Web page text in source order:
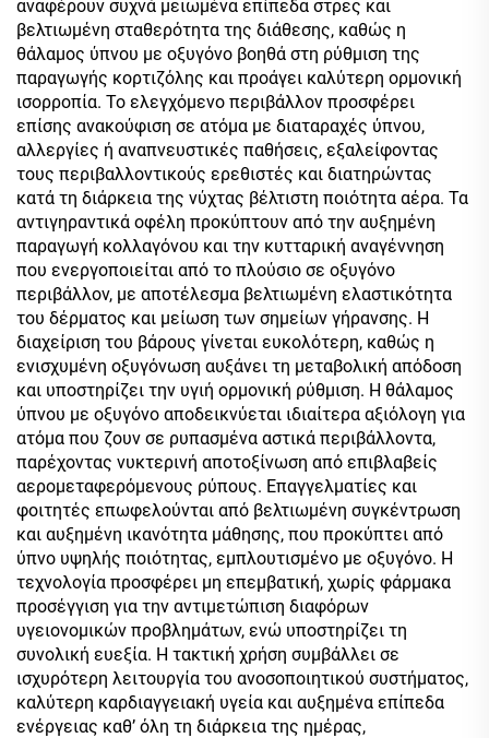
αναφέρουν συχνά μειωμένα επίπεδα στρες και
βελτιωμένη σταθερότητα της διάθεσης, καθώς η
θάλαμος ύπνου με οξυγόνο βοηθά στη ρύθμιση της
παραγωγής κορτιζόλης και προάγει καλύτερη ορμονική
ισορροπία. Το ελεγχόμενο περιβάλλον προσφέρει
επίσης ανακούφιση σε ατόμα με διαταραχές ύπνου,
αλλεργίες ή αναπνευστικές παθήσεις, εξαλείφοντας
τους περιβαλλοντικούς ερεθιστές και διατηρώντας
κατά τη διάρκεια της νύχτας βέλτιστη ποιότητα αέρα. Τα
αντιγηραντικά οφέλη προκύπτουν από την αυξημένη
παραγωγή κολλαγόνου και την κυτταρική αναγέννηση
που ενεργοποιείται από το πλούσιο σε οξυγόνο
περιβάλλον, με αποτέλεσμα βελτιωμένη ελαστικότητα
του δέρματος και μείωση των σημείων γήρανσης. Η
διαχείριση του βάρους γίνεται ευκολότερη, καθώς η
ενισχυμένη οξυγόνωση αυξάνει τη μεταβολική απόδοση
και υποστηρίζει την υγιή ορμονική ρύθμιση. Η θάλαμος
ύπνου με οξυγόνο αποδεικνύεται ιδιαίτερα αξιόλογη για
ατόμα που ζουν σε ρυπασμένα αστικά περιβάλλοντα,
παρέχοντας νυκτερινή αποτοξίνωση από επιβλαβείς
αερομεταφερόμενους ρύπους. Επαγγελματίες και
φοιτητές επωφελούνται από βελτιωμένη συγκέντρωση
και αυξημένη ικανότητα μάθησης, που προκύπτει από
ύπνο υψηλής ποιότητας, εμπλουτισμένο με οξυγόνο. Η
τεχνολογία προσφέρει μη επεμβατική, χωρίς φάρμακα
προσέγγιση για την αντιμετώπιση διαφόρων
υγειονομικών προβλημάτων, ενώ υποστηρίζει τη
συνολική ευεξία. Η τακτική χρήση συμβάλλει σε
ισχυρότερη λειτουργία του ανοσοποιητικού συστήματος,
καλύτερη καρδιαγγειακή υγεία και αυξημένα επίπεδα
ενέργειας καθ’ όλη τη διάρκεια της ημέρας,